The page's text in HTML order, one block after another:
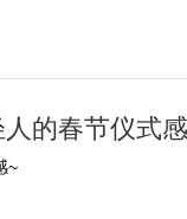
的春节仪式
~